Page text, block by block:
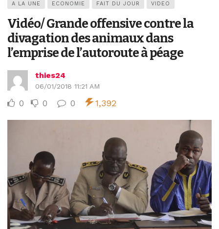
A LA UNE ECONOMIE FAIT DU JOUR VIDEO
Vidéo/ Grande offensive contre la
divagation des animaux dans
l’emprise de l’autoroute à péage
thies24
06/01/2018 11:21 AM
0 0 0 1,392